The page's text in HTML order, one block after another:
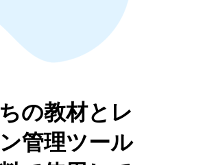
の教材とレ
管理ツール